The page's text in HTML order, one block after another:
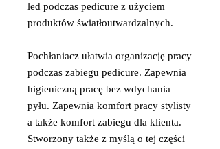
led podczas pedicure z użyciem
produktów światłoutwardzalnych.
Pochłaniacz ułatwia organizację pracy
podczas zabiegu pedicure. Zapewnia
higieniczną pracę bez wdychania
pyłu. Zapewnia komfort pracy stylisty
a także komfort zabiegu dla klienta.
Stworzony także z myślą o tej części